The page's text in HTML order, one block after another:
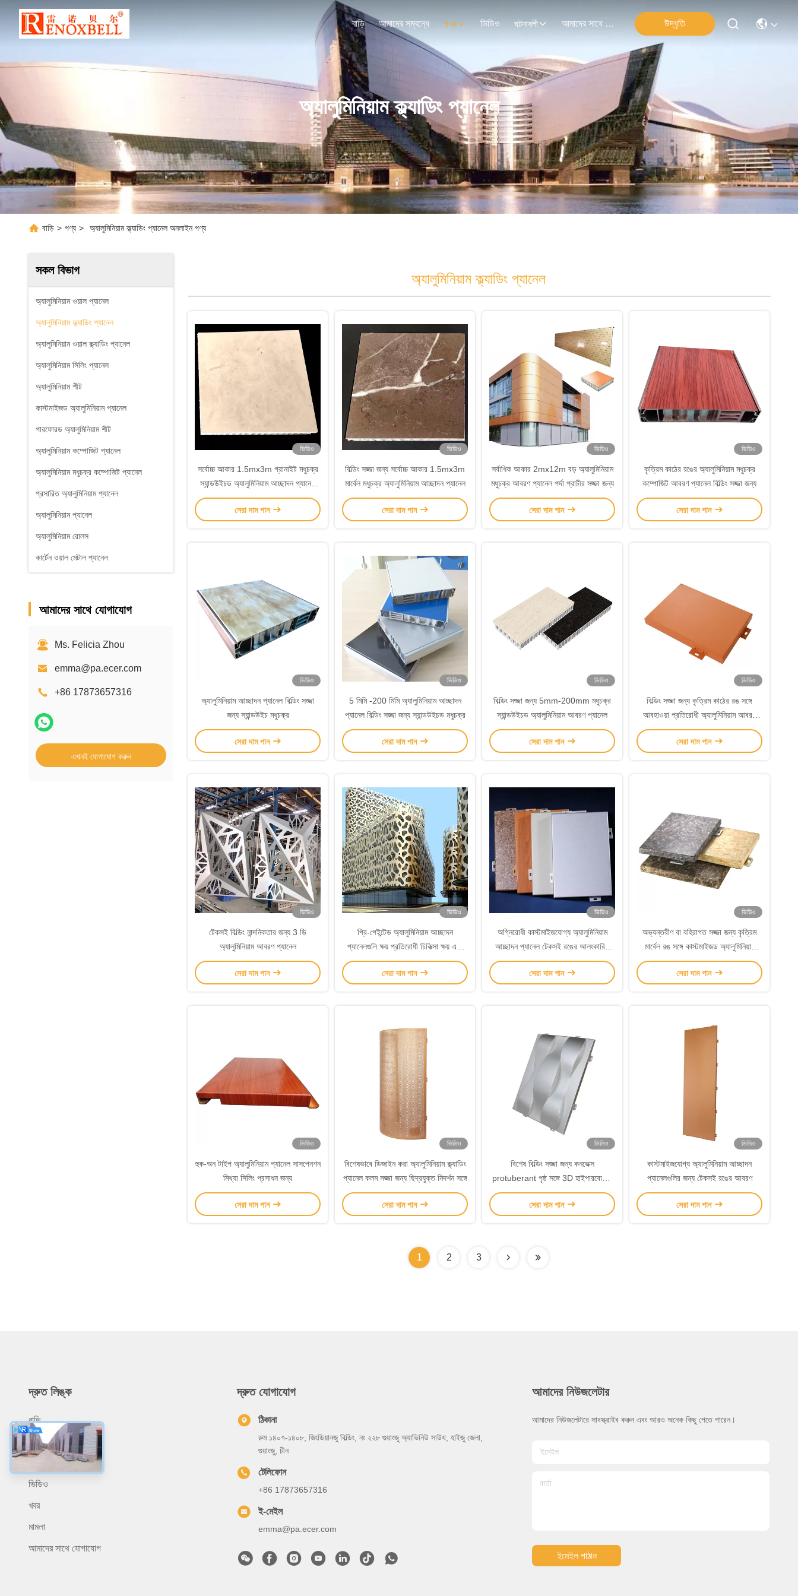
বাড়ি আমাদের সম্বন্ধে পণ্য ভিডিও ঘটনাবলী আমাদের সাথে যোগাযোগ উদ্ধৃতি
অ্যালুমিনিয়াম ক্ল্যাডিং প্যানেল
বাড়ি > পণ্য > অ্যালুমিনিয়াম ক্ল্যাডিং প্যানেল অনলাইন পণ্য
সকল বিভাগ
অ্যালুমিনিয়াম ওয়াল প্যানেল
অ্যালুমিনিয়াম ক্ল্যাডিং প্যানেল
অ্যালুমিনিয়াম ওয়াল ক্ল্যাডিং প্যানেল
অ্যালুমিনিয়াম সিলিং প্যানেল
অ্যালুমিনিয়াম শীট
কাস্টমাইজড অ্যালুমিনিয়াম প্যানেল
পারফোরড অ্যালুমিনিয়াম শীট
অ্যালুমিনিয়াম কম্পোজিট প্যানেল
অ্যালুমিনিয়াম মধুচক্র কম্পোজিট প্যানেল
প্রসারিত অ্যালুমিনিয়াম প্যানেল
অ্যালুমিনিয়াম প্যানেল
অ্যালুমিনিয়াম রোলস
কার্টেন ওয়াল মেটাল প্যানেল
আমাদের সাথে যোগাযোগ
Ms. Felicia Zhou
emma@pa.ecer.com
+86 17873657316
এখনই যোগাযোগ করুন
অ্যালুমিনিয়াম ক্ল্যাডিং প্যানেল
ভিডিও
সর্বোচ্চ আকার 1.5mx3m গ্রানাইট মধুচক্র
স্যান্ডউইচড অ্যালুমিনিয়াম আচ্ছাদন প্যানেল
বিল্ডিং সজ্জা জন্য
সেরা দাম পান
ভিডিও
বিল্ডিং সজ্জা জন্য সর্বোচ্চ আকার 1.5mx3m
মার্বেল মধুচক্র অ্যালুমিনিয়াম আচ্ছাদন প্যানেল
সেরা দাম পান
ভিডিও
সর্বাধিক আকার 2mx12m বড় অ্যালুমিনিয়াম
মধুচক্র আবরণ প্যানেল পর্দা প্রাচীর সজ্জা জন্য
সেরা দাম পান
ভিডিও
কৃত্রিম কাঠের রঙের অ্যালুমিনিয়াম মধুচক্র
কম্পোজিট আবরণ প্যানেল বিল্ডিং সজ্জা জন্য
সেরা দাম পান
ভিডিও
অ্যালুমিনিয়াম আচ্ছাদন প্যানেল বিল্ডিং সজ্জা
জন্য স্যান্ডউইচ মধুচক্র
সেরা দাম পান
ভিডিও
5 মিমি -200 মিমি অ্যালুমিনিয়াম আচ্ছাদন
প্যানেল বিল্ডিং সজ্জা জন্য স্যান্ডউইচড মধুচক্র
সেরা দাম পান
ভিডিও
বিল্ডিং সজ্জা জন্য 5mm-200mm মধুচক্র
স্যান্ডউইচড অ্যালুমিনিয়াম আবরণ প্যানেল
সেরা দাম পান
ভিডিও
বিল্ডিং সজ্জা জন্য কৃত্রিম কাঠের রঙ সঙ্গে
আবহাওয়া প্রতিরোধী অ্যালুমিনিয়াম আবরণ
প্যানেল
সেরা দাম পান
ভিডিও
টেকসই বিল্ডিং নান্দনিকতার জন্য 3 ডি
অ্যালুমিনিয়াম আবরণ প্যানেল
সেরা দাম পান
ভিডিও
প্রি-পেইন্টেড অ্যালুমিনিয়াম আচ্ছাদন
প্যানেলগুলি ক্ষয় প্রতিরোধী চিকিত্সা ক্ষয় এবং
আবহাওয়া প্রতিরোধের
সেরা দাম পান
ভিডিও
অগ্নিরোধী কাস্টমাইজযোগ্য অ্যালুমিনিয়াম
আচ্ছাদন প্যানেল টেকসই রঙের আলংকারিক
পৃষ্ঠতল চিকিত্সা
সেরা দাম পান
ভিডিও
অভ্যন্তরীণ বা বহিরাগত সজ্জা জন্য কৃত্রিম
মার্বেল রঙ সঙ্গে কাস্টমাইজড অ্যালুমিনিয়াম
আচ্ছাদন প্যানেল
সেরা দাম পান
ভিডিও
হুক-অন টাইপ অ্যালুমিনিয়াম প্যানেল সাসপেনশন
মিথ্যা সিলিং প্রসাধন জন্য
সেরা দাম পান
ভিডিও
বিশেষভাবে ডিজাইন করা অ্যালুমিনিয়াম ক্ল্যাডিং
প্যানেল কলম সজ্জা জন্য ছিদ্রযুক্ত নিদর্শন সঙ্গে
সেরা দাম পান
ভিডিও
বিশেষ বিল্ডিং সজ্জা জন্য কনভেক্স
protuberant পৃষ্ঠ সঙ্গে 3D হাইপারবোলিক
অ্যালুমিনিয়াম প্যানেল
সেরা দাম পান
ভিডিও
কাস্টমাইজযোগ্য অ্যালুমিনিয়াম আচ্ছাদন
প্যানেলগুলির জন্য টেকসই রঙের আবরণ
সেরা দাম পান
1 2 3
দ্রুত লিঙ্ক
বাড়ি
আমাদের সম্বন্ধে
ভিডিও
খবর
মামলা
আমাদের সাথে যোগাযোগ
দ্রুত যোগাযোগ
ঠিকানা
রুম ১৪০৭-১৪০৮, জিংডিয়ানজু বিল্ডিং, নং ২২৮ গুয়াংজু অ্যাভিনিউ সাউথ, হাইজু জেলা,
গুয়াংজু, চীন
টেলিফোন
+86 17873657316
ই-মেইল
emma@pa.ecer.com
আমাদের নিউজলেটার
আমাদের নিউজলেটারে সাবস্ক্রাইব করুন এবং আরও অনেক কিছু পেতে পারেন।
ইমেইল পাঠান